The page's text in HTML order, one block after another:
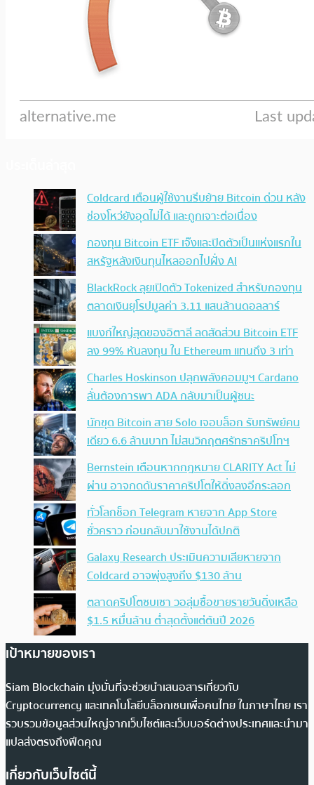
Coldcard เตือนผู้ใช้งานรีบย้าย Bitcoin ด่วน หลัง
ช่องโหว่ยังอุดไม่ได้ และถูกเจาะต่อเนื่อง
กองทุน Bitcoin ETF เจ๊งและปิดตัวเป็นแห่งแรกใน
สหรัฐหลังเงินทุนไหลออกไปฝั่ง AI
BlackRock ลุยเปิดตัว Tokenized สำหรับกองทุน
ตลาดเงินยุโรปมูลค่า 3.11 แสนล้านดอลลาร์
แบงก์ใหญ่สุดของอิตาลี ลดสัดส่วน Bitcoin ETF
ลง 99% หันลงทุน ใน Ethereum แทนถึง 3 เท่า
Charles Hoskinson ปลุกพลังคอมมูฯ Cardano
ลั่นต้องการพา ADA กลับมาเป็นผู้ชนะ
นักขุด Bitcoin สาย Solo เจอบล็อก รับทรัพย์คน
เดียว 6.6 ล้านบาท ไม่สนวิกฤตศรัทธาคริปโทฯ
Bernstein เตือนหากกฎหมาย CLARITY Act ไม่
ผ่าน อาจกดดันราคาคริปโตให้ดิ่งลงอีกระลอก
ทั่วโลกช็อก Telegram หายจาก App Store
ชั่วคราว ก่อนกลับมาใช้งานได้ปกติ
Galaxy Research ประเมินความเสียหายจาก
Coldcard อาจพุ่งสูงถึง $130 ล้าน
ตลาดคริปโตซบเซา วอลุ่มซื้อขายรายวันดิ่งเหลือ
$1.5 หมื่นล้าน ต่ำสุดตั้งแต่ต้นปี 2026
เป้าหมายของเรา
Siam Blockchain มุ่งมั่นที่จะช่วยนำเสนอสารเกี่ยวกับ
Cryptocurrency และเทคโนโลยีบล็อกเชนเพื่อคนไทย ในภาษาไทย เรา
รวบรวมข้อมูลส่วนใหญ่จากเว็บไซต์และเว็บบอร์ดต่างประเทศและนำมา
แปลส่งตรงถึงฟีดคุณ
เกี่ยวกับเว็บไซต์นี้